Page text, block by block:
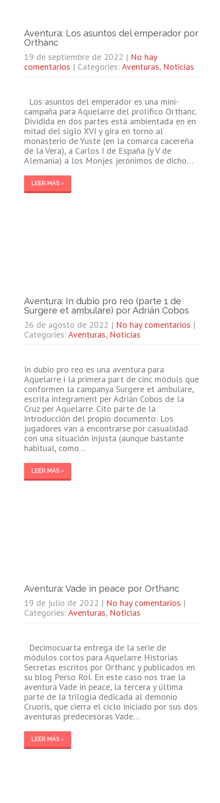
Aventura: Los asuntos del emperador por
Orthanc
19 de septiembre de 2022 | No hay
comentarios | Categories:Aventuras, Noticias
Los asuntos del emperador es una mini-
campaña para Aquelarre del prolífico Orthanc.
Dividida en dos partes está ambientada en en
mitad del siglo XVI y gira en torno al
monasterio de Yuste (en la comarca cacereña
de la Vera), a Carlos I de España (y V de
Alemania) a los Monjes jerónimos de dicho…
LEER MÁS ›
Aventura: In dubio pro reo (parte 1 de
Surgere et ambulare) por Adrián Cobos
26 de agosto de 2022 | No hay comentarios |
Categories:Aventuras, Noticias
In dubio pro reo es una aventura para
Aquelarre i la primera part de cinc mòduls que
conformen la campanya Surgere et ambulare,
escrita integrament per Adrián Cobos de la
Cruz per Aquelarre. Cito parte de la
introducción del propio documento: Los
jugadores van a encontrarse por casualidad
con una situación injusta (aunque bastante
habitual, como…
LEER MÁS ›
Aventura: Vade in peace por Orthanc
19 de julio de 2022 | No hay comentarios |
Categories:Aventuras, Noticias
Decimocuarta entrega de la serie de
módulos cortos para Aquelarre Historias
Secretas escritos por Orthanc y publicados en
su blog Perso Rol. En este caso nos trae la
aventura Vade in peace, la tercera y última
parte de la trilogía dedicada al demonio
Cruoris, que cierra el ciclo iniciado por sus dos
aventuras predecesoras Vade…
LEER MÁS ›